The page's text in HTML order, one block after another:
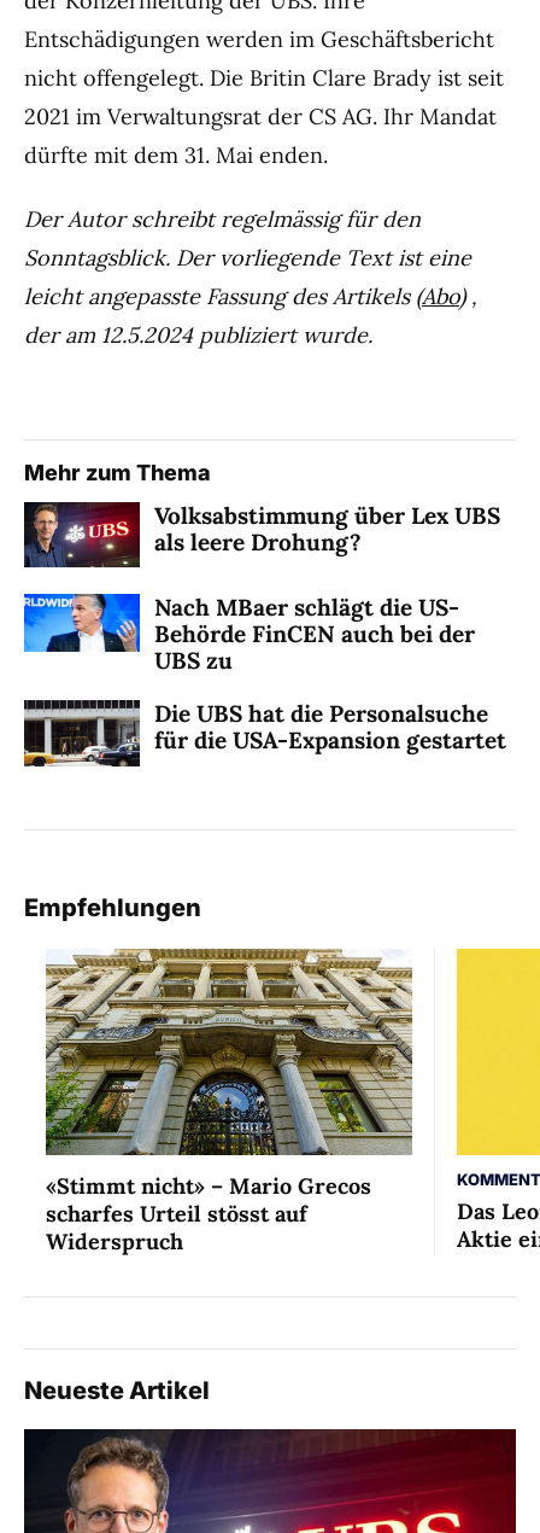
Entschädigungen werden im Geschäftsbericht
nicht offengelegt. Die Britin Clare Brady ist seit
2021 im Verwaltungsrat der CS AG. Ihr Mandat
dürfte mit dem 31. Mai enden.
Der Autor schreibt regelmässig für den
Sonntagsblick. Der vorliegende Text ist eine
leicht angepasste Fassung des Artikels (Abo) ,
der am 12.5.2024 publiziert wurde.
Mehr zum Thema
Volksabstimmung über Lex UBS
als leere Drohung?
Nach MBaer schlägt die US-
Behörde FinCEN auch bei der
UBS zu
Die UBS hat die Personalsuche
für die USA-Expansion gestartet
Empfehlungen
«Stimmt nicht» – Mario Grecos
scharfes Urteil stösst auf
Widerspruch
Das
Aktie
Neueste Artikel